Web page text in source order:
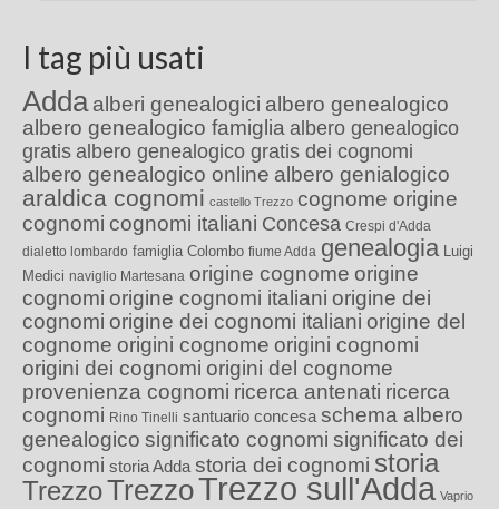
I tag più usati
Adda alberi genealogici albero genealogico
albero genealogico famiglia albero genealogico
gratis albero genealogico gratis dei cognomi
albero genealogico online albero genialogico
araldica cognomi castello Trezzo cognome origine
cognomi cognomi italiani Concesa Crespi d'Adda
dialetto lombardo famiglia Colombo fiume Adda genealogia Luigi
Medici naviglio Martesana origine cognome origine
cognomi origine cognomi italiani origine dei
cognomi origine dei cognomi italiani origine del
cognome origini cognome origini cognomi
origini dei cognomi origini del cognome
provenienza cognomi ricerca antenati ricerca
cognomi Rino Tinelli santuario concesa schema albero
genealogico significato cognomi significato dei
cognomi storia Adda storia dei cognomi storia
TrezzoTrezzoTrezzo sull'Adda Vaprio